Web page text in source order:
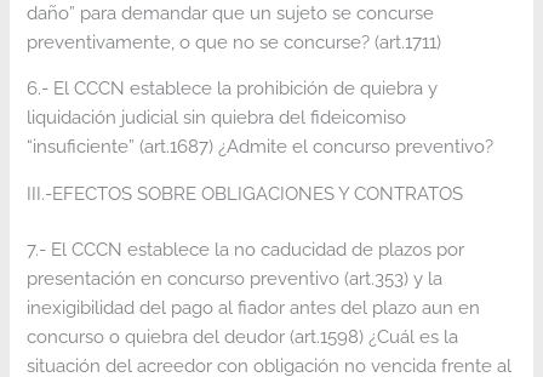
daño” para demandar que un sujeto se concurse
preventivamente, o que no se concurse? (art.1711)
6.- El CCCN establece la prohibición de quiebra y
liquidación judicial sin quiebra del fideicomiso
“insuficiente” (art.1687) ¿Admite el concurso preventivo?
III.-EFECTOS SOBRE OBLIGACIONES Y CONTRATOS
7.- El CCCN establece la no caducidad de plazos por
presentación en concurso preventivo (art.353) y la
inexigibilidad del pago al fiador antes del plazo aun en
concurso o quiebra del deudor (art.1598) ¿Cuál es la
situación del acreedor con obligación no vencida frente al